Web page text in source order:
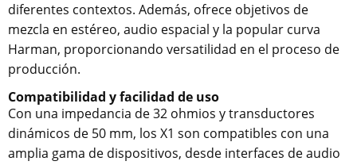
diferentes contextos. Además, ofrece objetivos de
mezcla en estéreo, audio espacial y la popular curva
Harman, proporcionando versatilidad en el proceso de
producción.
Compatibilidad y facilidad de uso
Con una impedancia de 32 ohmios y transductores
dinámicos de 50 mm, los X1 son compatibles con una
amplia gama de dispositivos, desde interfaces de audio